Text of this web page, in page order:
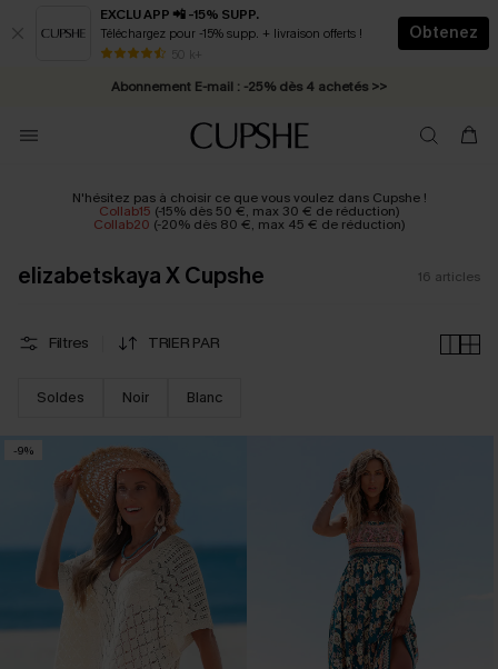
EXCLU APP 📲 -15% SUPP.
Téléchargez pour -15% supp. + livraison offerts !
50 k+
Obtenez
* Livraison éclair 2-3 jours ouvrés >>
Abonnement E-mail : -25% dès 4 achetés >>
N'hésitez pas à choisir ce que vous voulez dans Cupshe !
Collab15 (-15% dès 50 €, max 30 € de réduction)
Collab20 (-20% dès 80 €, max 45 € de réduction)
elizabetskaya X Cupshe 16 articles
Filtres TRIER PAR
Soldes Noir Blanc
-9%